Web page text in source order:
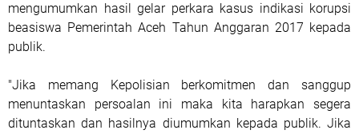
mengumumkan hasil gelar perkara kasus indikasi korupsi
beasiswa Pemerintah Aceh Tahun Anggaran 2017 kepada
publik.
"Jika memang Kepolisian berkomitmen dan sanggup
menuntaskan persoalan ini maka kita harapkan segera
dituntaskan dan hasilnya diumumkan kepada publik. Jika